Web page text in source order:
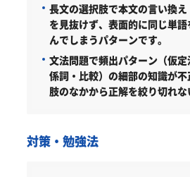
長文の選択肢で本文の言い換え
を見抜けず、表面的に同じ単
んでしまうパターンです。
文法問題で頻出パターン（仮
係詞・比較）の細部の知識が
肢のなかから正解を絞り切れな
対策・勉強法